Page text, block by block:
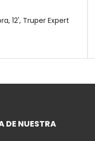
12', Truper Expert
DE NUESTRA